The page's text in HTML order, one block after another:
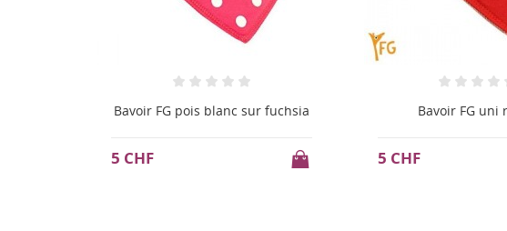
Bavoir FG uni rouge
5 CHF
Bavoir FG
5 CHF